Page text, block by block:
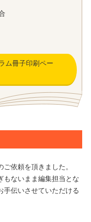
ム冊子印刷ペー
依頼を頂きました。
もないまま編集担当とな
手伝いさせていただける